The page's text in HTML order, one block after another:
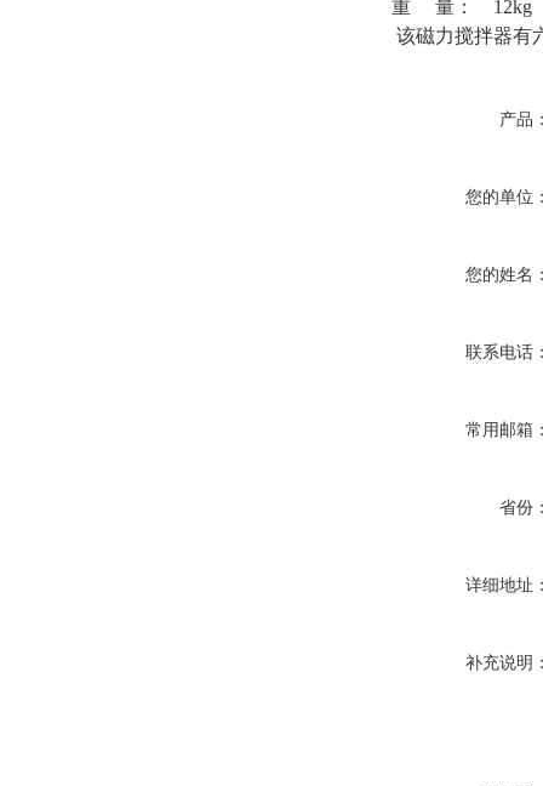
重 量： 12kg
该磁力搅拌器有
产品
您的单位
您的姓名
联系电话
常用邮箱
省份
详细地址
补充说明